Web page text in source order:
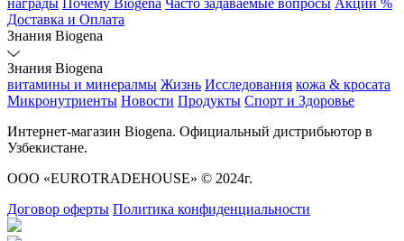
награды Почему Biogena Часто задаваемые вопросы Акции %
Доставка и Оплата
Знания Biogena
Знания Biogena
витамины и минералмы Жизнь Исследования кожа & кросата
Микронутриенты Новости Продукты Спорт и Здоровье
Интернет-магазин Biogena. Официальный дистрибьютор в
Узбекистане.
ООО «EUROTRADEHOUSE» © 2024г.
Договор оферты Политика конфиденциальности